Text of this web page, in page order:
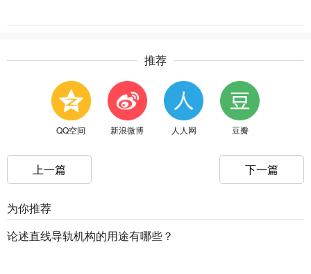
推荐
QQ空间 新浪微博 人人网 豆瓣
上一篇 下一篇
为你推荐
论述直线导轨机构的用途有哪些？